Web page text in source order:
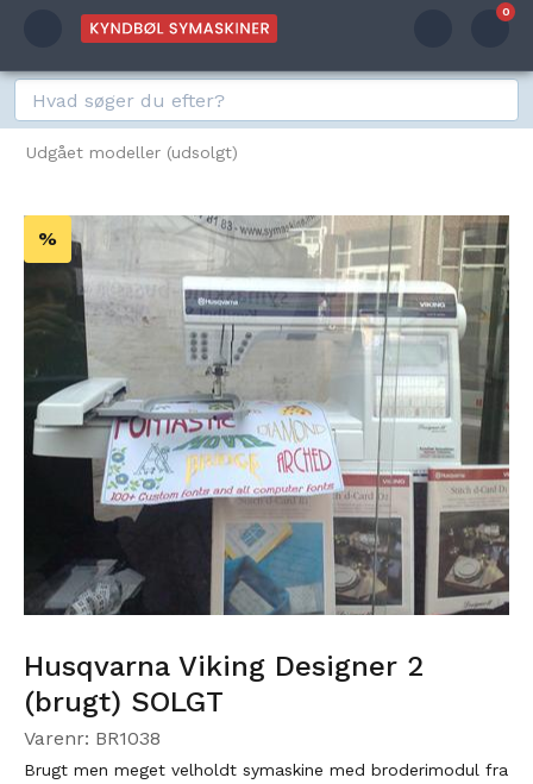
0
Udgået modeller (udsolgt)
%
Husqvarna Viking Designer 2
(brugt) SOLGT
Varenr: BR1038
Brugt men meget velholdt symaskine med broderimodul fra